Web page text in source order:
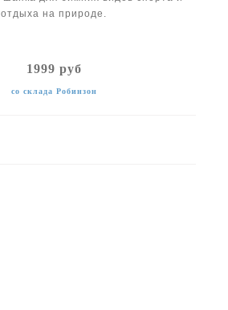
отдыха на природе.
1999 руб
со склада Робинзон